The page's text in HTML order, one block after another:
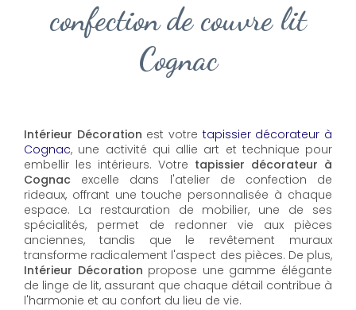
confection de couvre lit
Cognac
Intérieur Décoration est votre tapissier décorateur à
Cognac, une activité qui allie art et technique pour
embellir les intérieurs. Votre tapissier décorateur à
Cognac excelle dans l'atelier de confection de
rideaux, offrant une touche personnalisée à chaque
espace. La restauration de mobilier, une de ses
spécialités, permet de redonner vie aux pièces
anciennes, tandis que le revêtement muraux
transforme radicalement l'aspect des pièces. De plus,
Intérieur Décoration propose une gamme élégante
de linge de lit, assurant que chaque détail contribue à
l'harmonie et au confort du lieu de vie.